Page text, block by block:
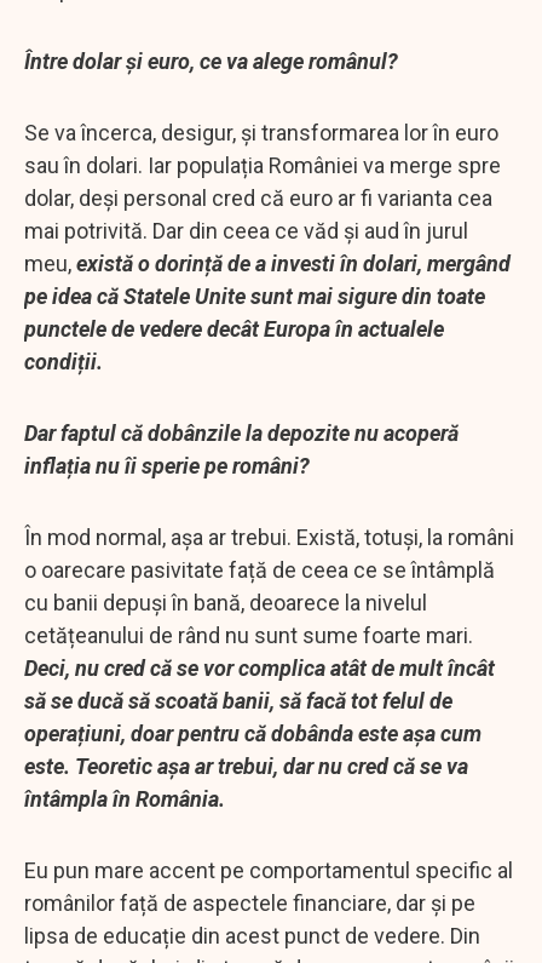
Între dolar și euro, ce va alege românul?
Se va încerca, desigur, și transformarea lor în euro
sau în dolari. Iar populația României va merge spre
dolar, deși personal cred că euro ar fi varianta cea
mai potrivită. Dar din ceea ce văd și aud în jurul
meu,există o dorință de a investi în dolari, mergând
pe idea că Statele Unite sunt mai sigure din toate
punctele de vedere decât Europa în actualele
condiții.
Dar faptul că dobânzile la depozite nu acoperă
inflația nu îi sperie pe români?
În mod normal, așa ar trebui. Există, totuși, la români
o oarecare pasivitate față de ceea ce se întâmplă
cu banii depuși în bană, deoarece la nivelul
cetățeanului de rând nu sunt sume foarte mari.
Deci, nu cred că se vor complica atât de mult încât
să se ducă să scoată banii, să facă tot felul de
operațiuni, doar pentru că dobânda este așa cum
este. Teoretic așa ar trebui, dar nu cred că se va
întâmpla în România.
Eu pun mare accent pe comportamentul specific al
românilor față de aspectele financiare, dar și pe
lipsa de educație din acest punct de vedere. Din